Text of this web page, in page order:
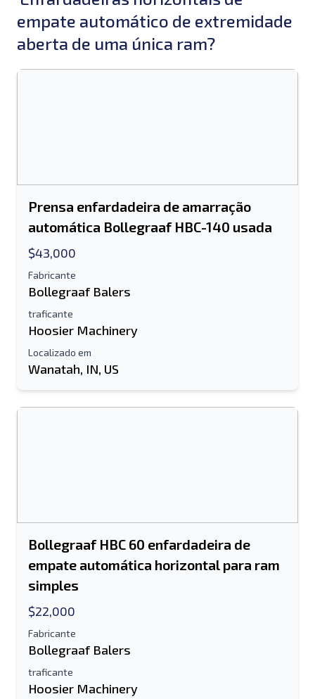
empate automático de extremidade
aberta de uma única ram?
Prensa enfardadeira de amarração
automática Bollegraaf HBC-140 usada
$43,000
Fabricante
Bollegraaf Balers
traficante
Hoosier Machinery
Localizado em
Wanatah, IN, US
Bollegraaf HBC 60 enfardadeira de
empate automática horizontal para ram
simples
$22,000
Fabricante
Bollegraaf Balers
traficante
Hoosier Machinery